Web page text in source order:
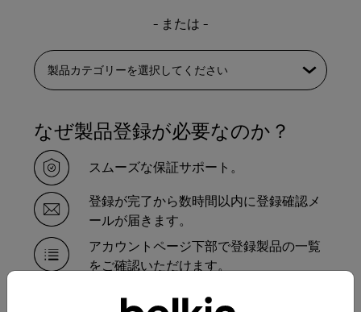
- または -
なぜ製品登録が必要なのか？
スムーズな保証サポート。
登録が完了から数時間以内に登録確認メ
ールが届きます。
アカウントページ下部で登録製品の一覧
をご確認いただけます。